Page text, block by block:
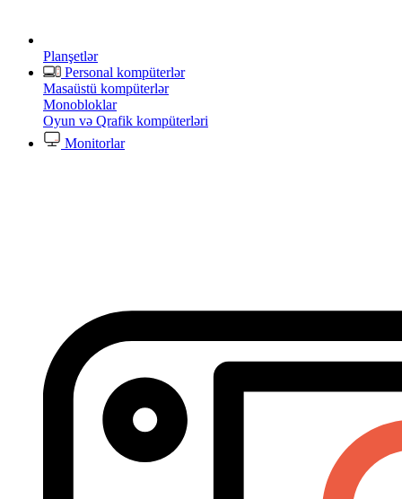
Planşetlər
Personal kompüterlər
Masaüstü kompüterlər
Monobloklar
Oyun və Qrafik kompüterləri
Monitorlar